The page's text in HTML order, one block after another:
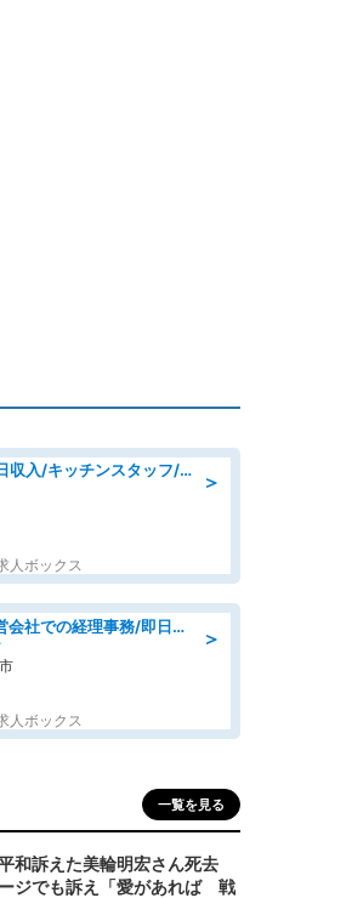
＞
日払いOKで即日収入/キッチンスタッフ/「原付免許必須」デリバリー業務など、自己成長可能な幅広い仕事に挑戦!髪型自由&ピアス・ネイルOK/茨城県/水戸市
人ボックス
＞
経理/飲食店運営会社での経理事務/即日勤務可/車通勤可/経理/一般事務
人ボックス
一覧を見る
和訴えた美輪明宏さん死去
ジでも訴え「愛があれば 戦